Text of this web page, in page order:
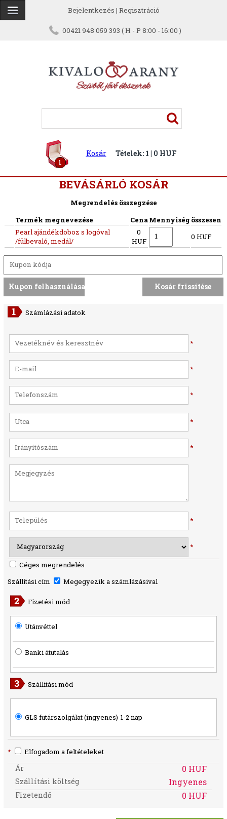
Bejelentkezés | Regisztráció
00421 948 059 393 ( H - P 8:00 - 16:00 )
1
Kosár Tételek: 1 | 0 HUF
BEVÁSÁRLÓ KOSÁR
Megrendelés összegzése
Termék megnevezése
CenaMennyiség összesen
Pearl ajándékdoboz s logóval
/fülbevaló, medál/
0
HUF
0 HUF
Számlázási adatok
*
*
*
*
*
*
*
Céges megrendelés
Szállítási cím
Megegyezik a számlázásival
Fizetési mód
Utánvéttel
Banki átutalás
Szállítási mód
GLS futárszolgálat (ingyenes) 1-2 nap
* Elfogadom a feltételeket
Ár 0 HUF
Szállítási költség Ingyenes
Fizetendő 0 HUF